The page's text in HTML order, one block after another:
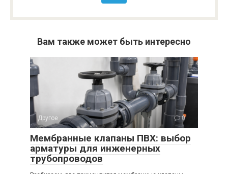
Вам также может быть интересно
Другое 0
Мембранные клапаны ПВХ: выбор
арматуры для инженерных
трубопроводов